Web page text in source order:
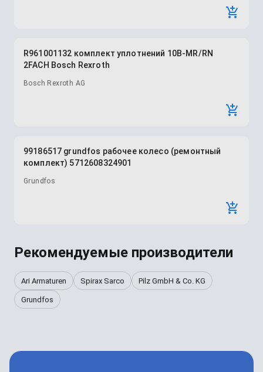
R961001132 комплект уплотнений 10B-MR/RN
2FACH Bosch Rexroth
Bosch Rexroth AG
99186517 grundfos рабочее колесо (ремонтный
комплект) 5712608324901
Grundfos
Рекомендуемые производители
Ari Armaturen Spirax Sarco Pilz GmbH & Co. KG
Grundfos